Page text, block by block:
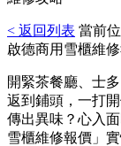
< 返回列表 當前
啟德商用雪櫃維
開緊茶餐廳、士
返到鋪頭，一打
傳出異味？心入
雪櫃維修報價」